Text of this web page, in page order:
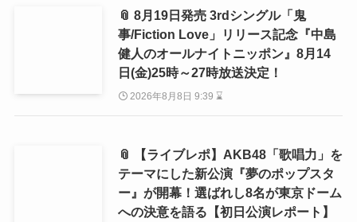
📎 8月19日発売 3rdシングル「鬼
事/Fiction Love」リリース記念『中島
健人のオールナイトニッポン』8月14
日(金)25時～27時放送決定！
2026年8月8日 9:39 ⌛
📎 【ライブレポ】AKB48「歌唱力」を
テーマにした新公演『夢のポップスタ
ー』が開幕！選ばれし8名が東京ドーム
への決意を語る【初日公演レポート】